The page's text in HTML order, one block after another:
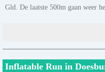
Gld. De laatste 500m gaan weer
Inflatable Run in